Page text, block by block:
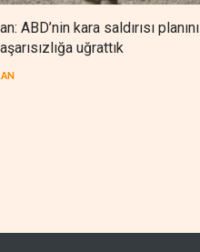
ABD’nin kara saldırısı planını
uğrattık